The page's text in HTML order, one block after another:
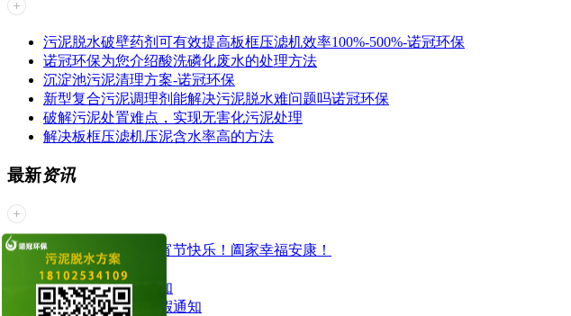
污泥脱水破壁药剂可有效提高板框压滤机效率100%-500%-诺冠环保
诺冠环保为您介绍酸洗磷化废水的处理方法
沉淀池污泥清理方案-诺冠环保
新型复合污泥调理剂能解决污泥脱水难问题吗诺冠环保
破解污泥处置难点，实现无害化污泥处理
解决板框压滤机压泥含水率高的方法
最新资讯
诺冠环保祝大家元宵节快乐！阖家幸福安康！
开工大吉
2021年春节放假通知
关于2021年元旦放假通知